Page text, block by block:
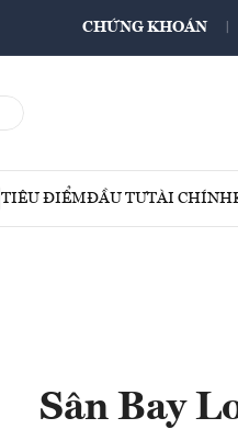
CHỨNG KHOÁN
TIÊU ĐIỂMĐẦU TƯTÀI CHÍNH
Sân Bay